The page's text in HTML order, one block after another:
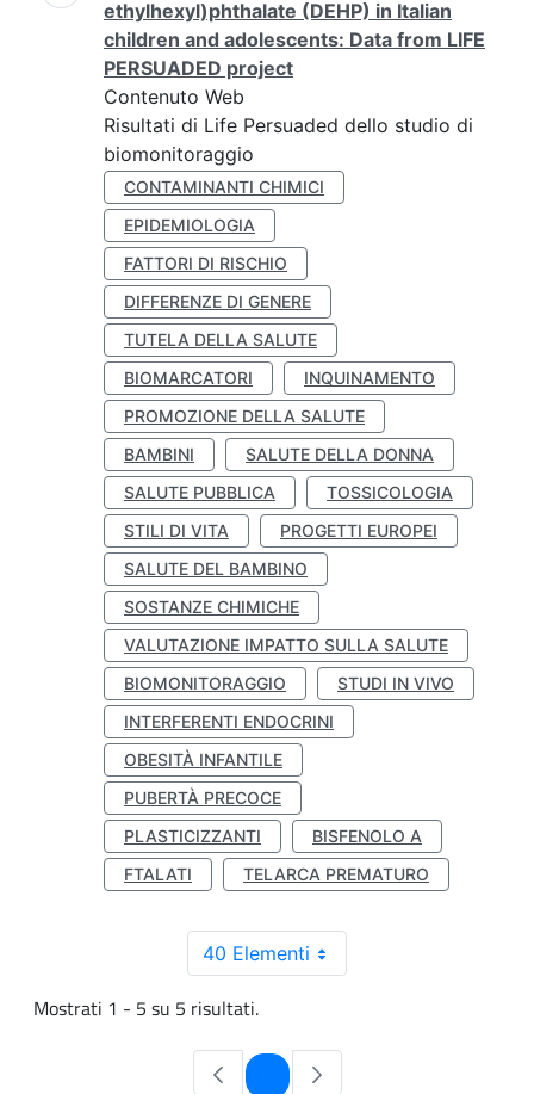
ethylhexyl)phthalate (DEHP) in Italian
children and adolescents: Data from LIFE
PERSUADED project
Contenuto Web
Risultati di Life Persuaded dello studio di
biomonitoraggio
CONTAMINANTI CHIMICI
EPIDEMIOLOGIA
FATTORI DI RISCHIO
DIFFERENZE DI GENERE
TUTELA DELLA SALUTE
BIOMARCATORI
INQUINAMENTO
PROMOZIONE DELLA SALUTE
BAMBINI
SALUTE DELLA DONNA
SALUTE PUBBLICA
TOSSICOLOGIA
STILI DI VITA
PROGETTI EUROPEI
SALUTE DEL BAMBINO
SOSTANZE CHIMICHE
VALUTAZIONE IMPATTO SULLA SALUTE
BIOMONITORAGGIO
STUDI IN VIVO
INTERFERENTI ENDOCRINI
OBESITÀ INFANTILE
PUBERTÀ PRECOCE
PLASTICIZZANTI
BISFENOLO A
FTALATI
TELARCA PREMATURO
40 Elementi
Mostrati 1 - 5 su 5 risultati.
Pagina